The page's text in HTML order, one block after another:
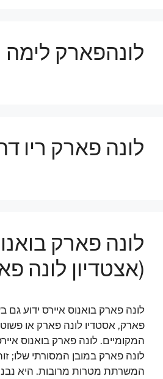
לונהפארק לימה
לונה פארק ריו דה
לונה פארק
(אצטדיון לונה
לונה פארק בואנוס איירס ידוע גם
פארק, אסטדיו לונה פארק או
המקומיים. לונה פארק בואנוס איירס
לונה פארק במובן המסורתי שלו;